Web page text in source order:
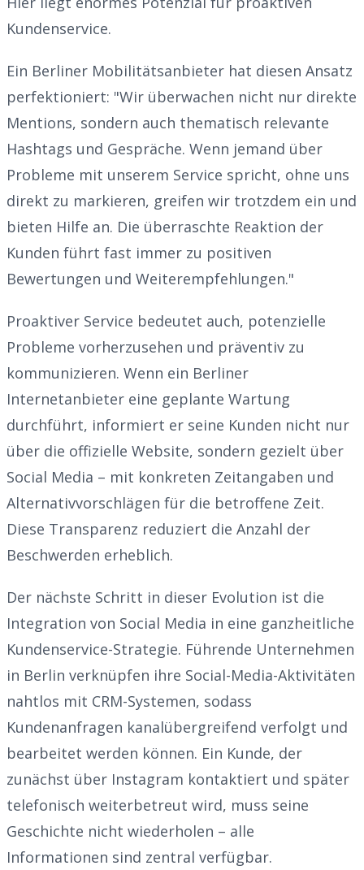
Kundenservice.
Ein Berliner Mobilitätsanbieter hat diesen Ansatz
perfektioniert: "Wir überwachen nicht nur direkte
Mentions, sondern auch thematisch relevante
Hashtags und Gespräche. Wenn jemand über
Probleme mit unserem Service spricht, ohne uns
direkt zu markieren, greifen wir trotzdem ein und
bieten Hilfe an. Die überraschte Reaktion der
Kunden führt fast immer zu positiven
Bewertungen und Weiterempfehlungen."
Proaktiver Service bedeutet auch, potenzielle
Probleme vorherzusehen und präventiv zu
kommunizieren. Wenn ein Berliner
Internetanbieter eine geplante Wartung
durchführt, informiert er seine Kunden nicht nur
über die offizielle Website, sondern gezielt über
Social Media – mit konkreten Zeitangaben und
Alternativvorschlägen für die betroffene Zeit.
Diese Transparenz reduziert die Anzahl der
Beschwerden erheblich.
Der nächste Schritt in dieser Evolution ist die
Integration von Social Media in eine ganzheitliche
Kundenservice-Strategie. Führende Unternehmen
in Berlin verknüpfen ihre Social-Media-Aktivitäten
nahtlos mit CRM-Systemen, sodass
Kundenanfragen kanalübergreifend verfolgt und
bearbeitet werden können. Ein Kunde, der
zunächst über Instagram kontaktiert und später
telefonisch weiterbetreut wird, muss seine
Geschichte nicht wiederholen – alle
Informationen sind zentral verfügbar.